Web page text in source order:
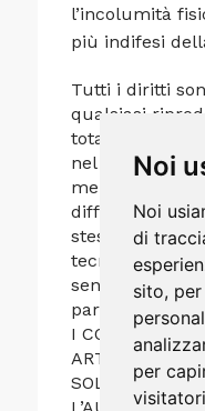
Noi
Noi
di
sito,
per
l’incolumità
più indifesi
Tutti i diritti
qualsiasi
totale o
nel presente
diffusione e
stessi
tecnologica,
senza previa
parte
I CONTENUTI
ARTICOLO
SOLO ED